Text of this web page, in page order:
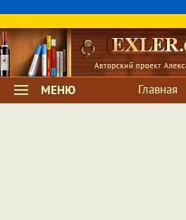
МЕНЮ Главная